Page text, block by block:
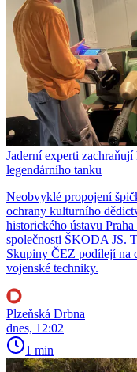
Jaderní experti
legendárního tanku
Neobvyklé propojení
ochrany kulturního
historického ústavu
společnosti ŠKODA JS.
Skupiny ČEZ podílejí na
vojenské techniky.
Plzeňská Drbna
dnes, 12:02
1 min